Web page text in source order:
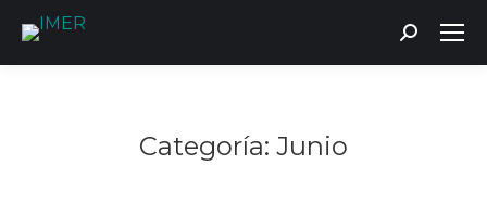
Buscar:
Categoría: Junio